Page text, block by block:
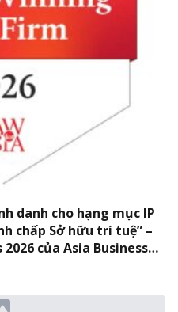
danh cho hạng mục IP
chấp Sở hữu trí tuệ” –
của Asia Business